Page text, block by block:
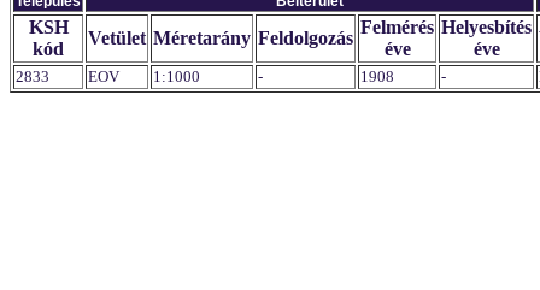
KSH
kód
Vetület Méretarány Feldolgozás
Felmérés
éve
Helyesbítés
éve
2833 EOV 1:1000 - 1908 -